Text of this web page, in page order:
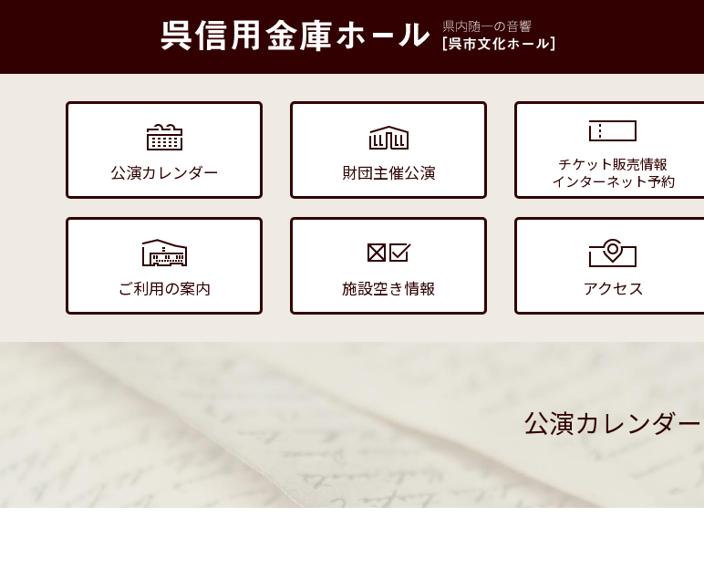
公演カレンダー 財団主催公演
チケット販売情報
インターネット予約
ご利用の案内 施設空き情報 アクセス
公演カレンダー